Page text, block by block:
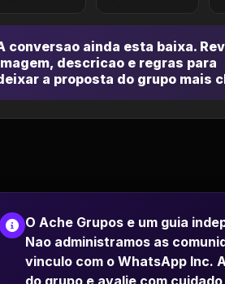
conversao ainda esta baixa.
descricao e regras para
a proposta do grupo mais
O Ache Grupos e um guia
Nao administramos as
vinculo com o WhatsApp Inc.
do grupo e avalie com